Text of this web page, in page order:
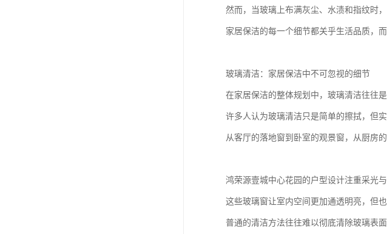
然而，当玻璃上布满灰尘、水渍和指纹时
家居保洁的每一个细节都关乎生活品质，
玻璃清洁：家居保洁中不可忽视的细节
在家居保洁的整体规划中，玻璃清洁往往
许多人认为玻璃清洁只是简单的擦拭，但
从客厅的落地窗到卧室的观景窗，从厨房
鸿荣源壹城中心花园的户型设计注重采光
这些玻璃窗让室内空间更加通透明亮，但
普通的清洁方法往往难以彻底清除玻璃表